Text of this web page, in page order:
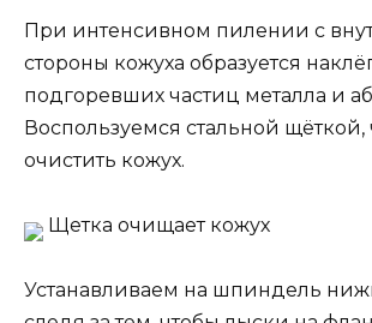
При интенсивном пилении с
стороны кожуха образуется
подгоревших частиц металла и
Воспользуемся стальной щёткой,
очистить кожух.
Щетка очищает кожух
Устанавливаем на шпиндель